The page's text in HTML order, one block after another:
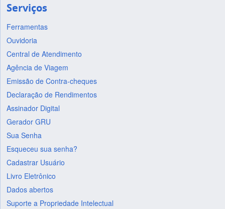
Serviços
Ferramentas
Ouvidoria
Central de Atendimento
Agência de Viagem
Emissão de Contra-cheques
Declaração de Rendimentos
Assinador Digital
Gerador GRU
Sua Senha
Esqueceu sua senha?
Cadastrar Usuário
Livro Eletrônico
Dados abertos
Suporte a Propriedade Intelectual